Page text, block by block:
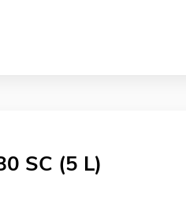
SC (5 L)